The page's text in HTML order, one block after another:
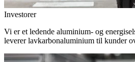
Investorer
Vi er et ledende aluminium- og
leverer lavkarbonaluminium til kunder